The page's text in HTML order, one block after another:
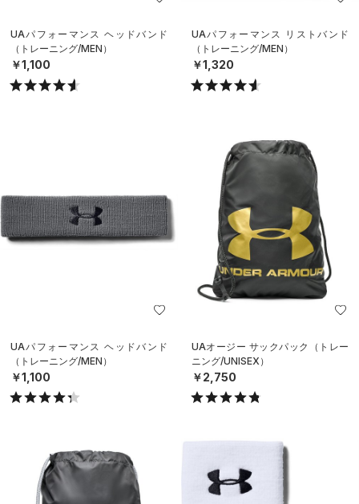
UAパフォーマンス ヘッドバンド
（トレーニング/MEN）
￥1,100
UAパフォーマンス リストバンド
（トレーニング/MEN）
￥1,320
UAパフォーマンス ヘッドバンド
（トレーニング/MEN）
￥1,100
UAオージー サックパック（トレー
ニング/UNISEX）
￥2,750